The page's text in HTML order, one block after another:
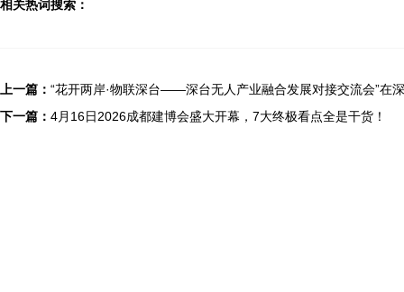
相关热词搜索：
上一篇： “花开两岸·物联深台——深台无人产业融合发展对接交流会”在
下一篇： 4月16日2026成都建博会盛大开幕，7大终极看点全是干货！